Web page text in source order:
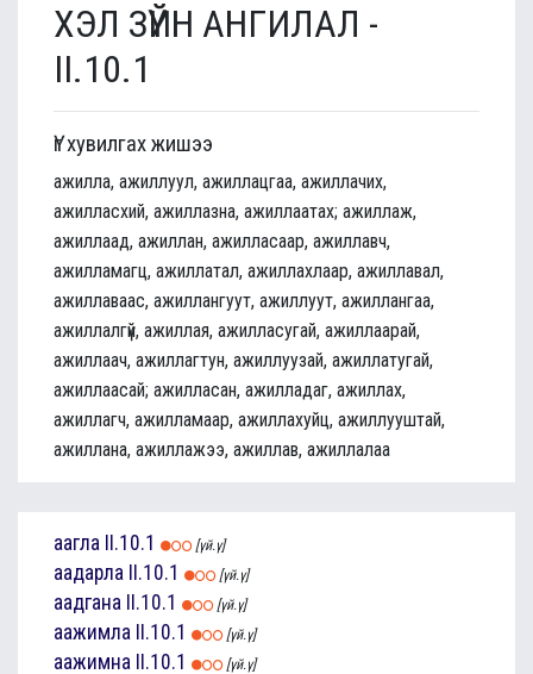
ХЭЛ ЗҮЙН АНГИЛАЛ -
II.10.1
Үг хувилгах жишээ
ажилла, ажиллуул, ажиллацгаа, ажиллачих,
ажилласхий, ажиллазна, ажиллаатах; ажиллаж,
ажиллаад, ажиллан, ажилласаар, ажиллавч,
ажилламагц, ажиллатал, ажиллахлаар, ажиллавал,
ажиллаваас, ажиллангуут, ажиллуут, ажиллангаа,
ажиллалгүй, ажиллая, ажилласугай, ажиллаарай,
ажиллаач, ажиллагтун, ажиллуузай, ажиллатугай,
ажиллаасай; ажилласан, ажилладаг, ажиллах,
ажиллагч, ажилламаар, ажиллахуйц, ажиллууштай,
ажиллана, ажиллажээ, ажиллав, ажиллалаа
аагла II.10.1 [үй.ү]
аадарла II.10.1 [үй.ү]
аадгана II.10.1 [үй.ү]
аажимла II.10.1 [үй.ү]
аажимна II.10.1 [үй.ү]